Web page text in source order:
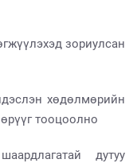
зориулсан
хөдөлмөрийн
тооцоолно
дутуу